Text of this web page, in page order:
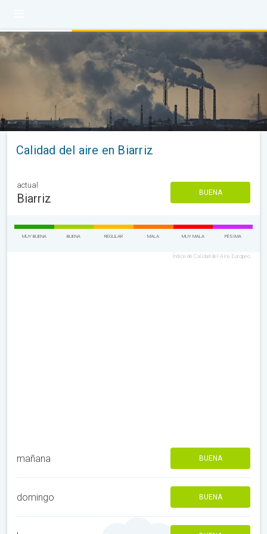
Calidad del aire en Biarriz
actual
Biarriz BUENA
MUY BUENA BUENA REGULAR MALA MUY MALA PÉSIMA
Índice de Calidad del Aire Europeo
mañana BUENA
domingo BUENA